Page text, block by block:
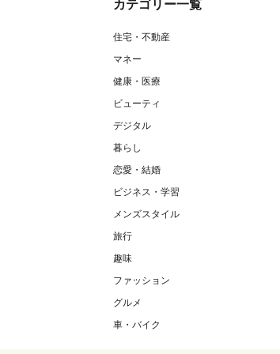
カテゴリー一覧
住宅・不動産
マネー
健康・医療
ビューティ
デジタル
暮らし
恋愛・結婚
ビジネス・学習
メンズスタイル
旅行
趣味
ファッション
グルメ
車・バイク